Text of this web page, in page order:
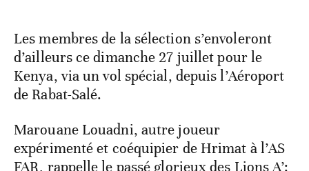
Les membres de la sélection s’envoleront
d’ailleurs ce dimanche 27 juillet pour le
Kenya, via un vol spécial, depuis l’Aéroport
de Rabat-Salé.
Marouane Louadni, autre joueur
expérimenté et coéquipier de Hrimat à l’AS
FAR, rappelle le passé glorieux des Lions A’: